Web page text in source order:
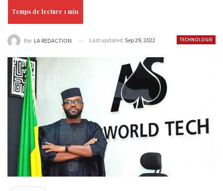
TECHNOLOGIE
Par LA REDACTION Last updated Sep 29, 2022